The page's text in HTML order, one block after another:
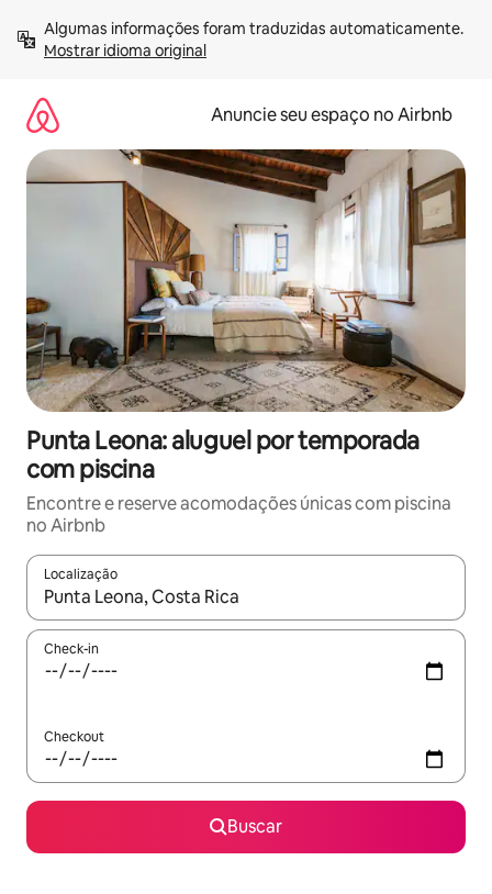
para
Mostrar idioma original
Anuncie seu espaço no Airbnb
Punta Leona: aluguel por temporada
com piscina
Encontre e reserve acomodações únicas com piscina
no Airbnb
Localização
Quando os resultados estiverem disponíveis, explore-os
Check-in
Checkout
Buscar